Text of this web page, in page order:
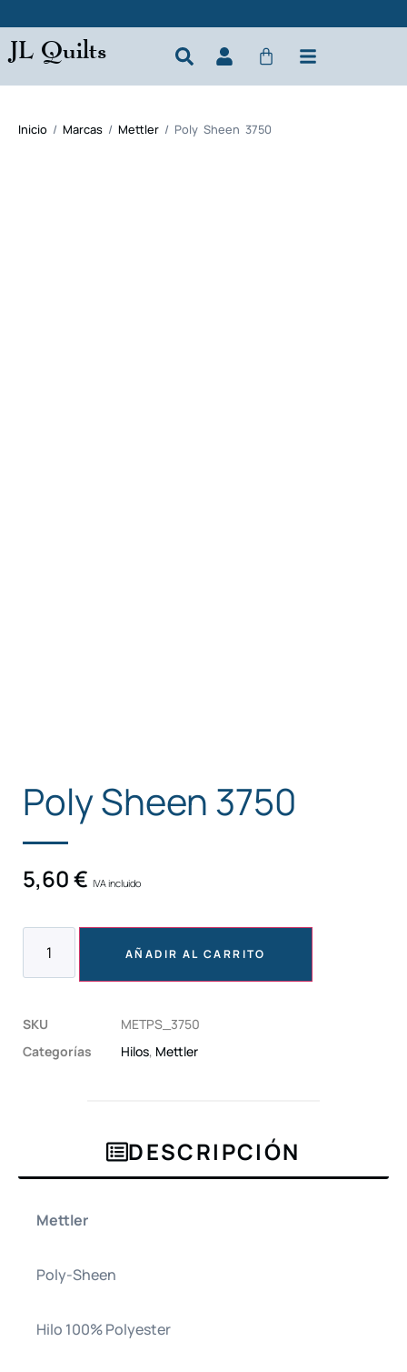
JL Quilts
Inicio / Marcas / Mettler / Poly Sheen 3750
Poly Sheen 3750
5,60€ IVA incluido
AÑADIR AL CARRITO
SKU
METPS_3750
Categorías
Hilos, Mettler
DESCRIPCIÓN
Mettler
Poly-Sheen
Hilo 100% Polyester